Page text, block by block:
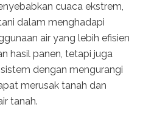
cuaca ekstrem,
dalam menghadapi
air yang lebih efisien
hasil panen, tetapi juga
dengan mengurangi
merusak tanah dan
tanah.